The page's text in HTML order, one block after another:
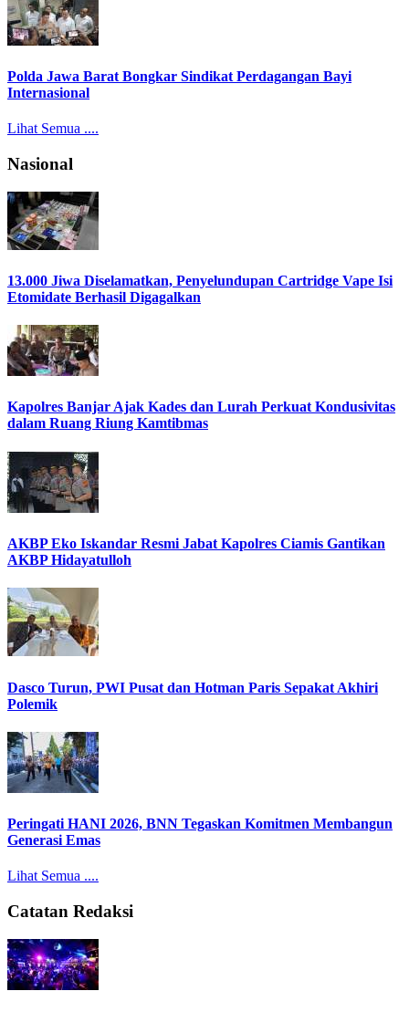
Polda Jawa Barat Bongkar Sindikat Perdagangan Bayi
Internasional
Lihat Semua ....
Nasional
13.000 Jiwa Diselamatkan, Penyelundupan Cartridge Vape Isi
Etomidate Berhasil Digagalkan
Kapolres Banjar Ajak Kades dan Lurah Perkuat Kondusivitas
dalam Ruang Riung Kamtibmas
AKBP Eko Iskandar Resmi Jabat Kapolres Ciamis Gantikan
AKBP Hidayatulloh
Dasco Turun, PWI Pusat dan Hotman Paris Sepakat Akhiri
Polemik
Peringati HANI 2026, BNN Tegaskan Komitmen Membangun
Generasi Emas
Lihat Semua ....
Catatan Redaksi